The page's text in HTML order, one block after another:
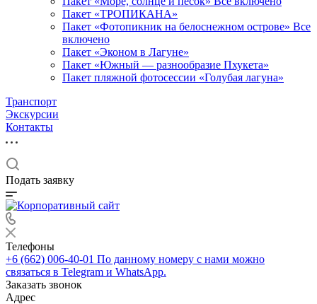
Пакет «ТРОПИКАНА»
Пакет «Фотопикник на белоснежном острове» Все
включено
Пакет «Эконом в Лагуне»
Пакет «Южный — разнообразие Пхукета»
Пакет пляжной фотосессии «Голубая лагуна»
Транспорт
Экскурсии
Контакты
Подать заявку
Телефоны
+6 (662) 006-40-01 По данному номеру с нами можно
связаться в Telegram и WhatsApp.
Заказать звонок
Адрес